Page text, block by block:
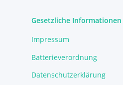
Gesetzliche Informationen
Impressum
Batterieverordnung
Datenschutzerklärung